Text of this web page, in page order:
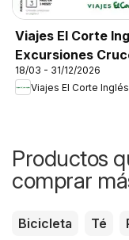
Viajes El Corte
Excursiones
18/03 - 31/12/2026
Viajes El Corte Inglés
Productos
comprar
Bicicleta Té